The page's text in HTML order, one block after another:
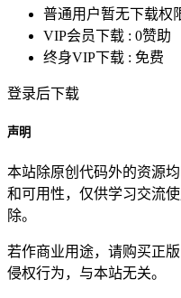
普通用户暂无下载权
VIP会员下载 : 0赞助
终身VIP下载 : 免费
登录后下载
声明
本站除原创代码外的资源
和可用性，仅供学习交流
除。
若作商业用途，请购买正
侵权行为，与本站无关。